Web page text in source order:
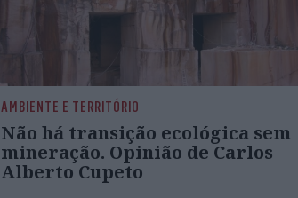
AMBIENTE E TERRITÓRIO
Não há transição ecológica sem
mineração. Opinião de Carlos
Alberto Cupeto